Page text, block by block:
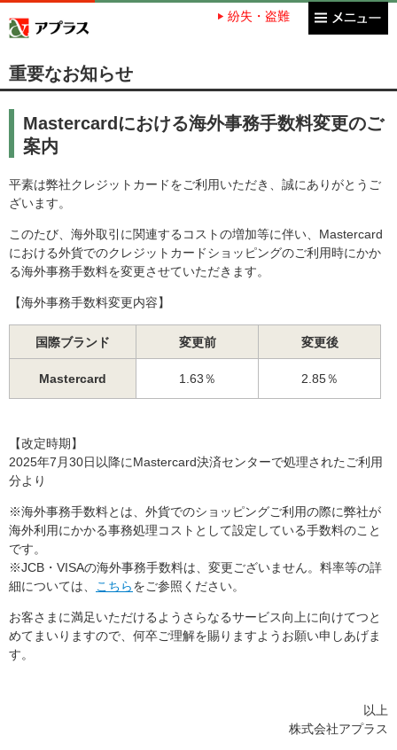
アプラス SBI新生銀行グループ紛失・盗難
重要なお知らせ
Mastercardにおける海外事務手数料変更のご
案内
平素は弊社クレジットカードをご利用いただき、誠にありがとうご
ざいます。
このたび、海外取引に関連するコストの増加等に伴い、Mastercard
における外貨でのクレジットカードショッピングのご利用時にかか
る海外事務手数料を変更させていただきます。
【海外事務手数料変更内容】
国際ブランド 変更前 変更後
Mastercard 1.63％ 2.85％
【改定時期】
2025年7月30日以降にMastercard決済センターで処理されたご利用
分より
※海外事務手数料とは、外貨でのショッピングご利用の際に弊社が
海外利用にかかる事務処理コストとして設定している手数料のこと
です。
※JCB・VISAの海外事務手数料は、変更ございません。料率等の詳
細については、
こちらをご参照ください。
お客さまに満足いただけるようさらなるサービス向上に向けてつと
めてまいりますので、何卒ご理解を賜りますようお願い申しあげま
す。
以上
株式会社アプラス